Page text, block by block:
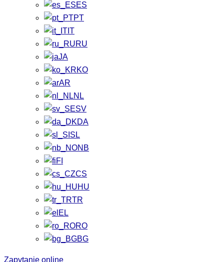
ES
PT
IT
RU
JA
KO
AR
NL
SV
DA
SL
NB
FI
CS
HU
TR
EL
RO
BG
Zapytanie online